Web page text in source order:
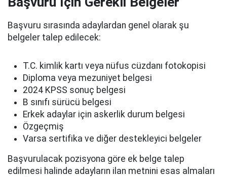
Başvuru sırasında adaylardan genel olarak şu
belgeler talep edilecek:
T.C. kimlik kartı veya nüfus cüzdanı fotokopisi
Diploma veya mezuniyet belgesi
2024 KPSS sonuç belgesi
B sınıfı sürücü belgesi
Erkek adaylar için askerlik durum belgesi
Özgeçmiş
Varsa sertifika ve diğer destekleyici belgeler
Başvurulacak pozisyona göre ek belge talep
edilmesi halinde adayların ilan metnini esas almaları